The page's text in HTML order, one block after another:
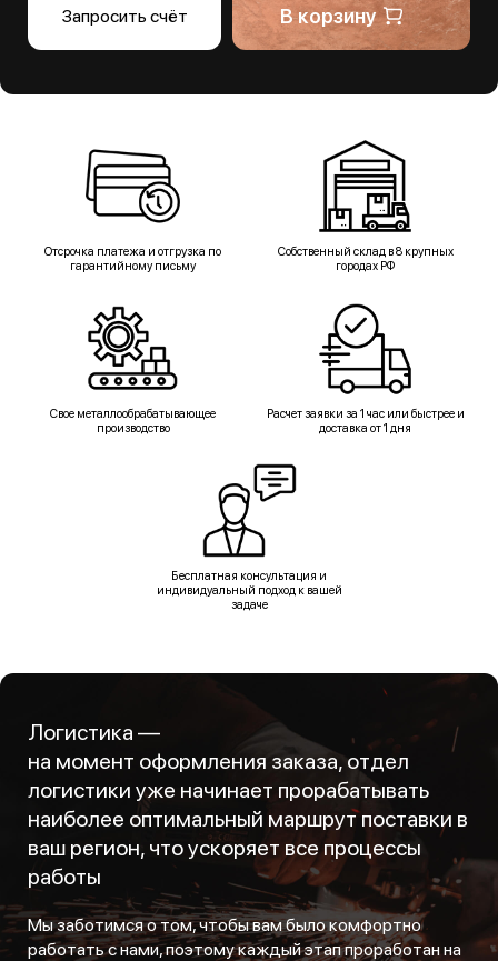
Запросить счёт В корзину
Отсрочка платежа и отгрузка по
гарантийному письму
Собственный склад в 8 крупных
городах РФ
Свое металлообрабатывающее
производство
Расчет заявки за 1 час или быстрее и
доставка от 1 дня
Бесплатная консультация и
индивидуальный подход к вашей
задаче
Логистика —
на момент оформления заказа, отдел
логистики уже начинает прорабатывать
наиболее оптимальный маршрут поставки в
ваш регион, что ускоряет все процессы
работы
Мы заботимся о том, чтобы вам было комфортно
работать с нами, поэтому каждый этап проработан на